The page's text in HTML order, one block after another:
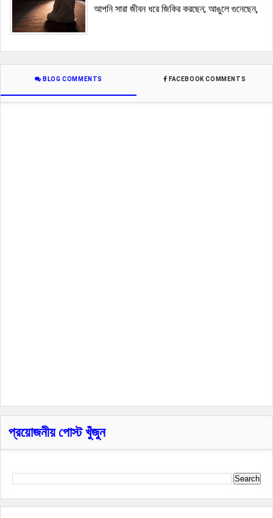
আপনি সারা জীবন ধরে জিকির করছেন; আঙুলে গুনেছেন,
BLOG COMMENTS FACEBOOK COMMENTS
প্রয়োজনীয় পোস্ট খুঁজুন